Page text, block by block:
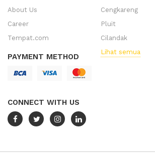
About Us
Career
Tempat.com
PAYMENT METHOD
CONNECT WITH US
Cengkareng
Pluit
Cilandak
Lihat semua